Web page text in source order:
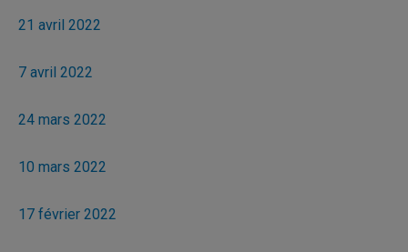
21 avril 2022
7 avril 2022
24 mars 2022
10 mars 2022
17 février 2022